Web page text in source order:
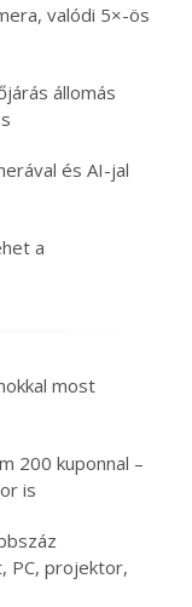
valódi 5×-ös
állomás
és AI-jal
a
most
200 kuponnal –
is
PC, projektor,